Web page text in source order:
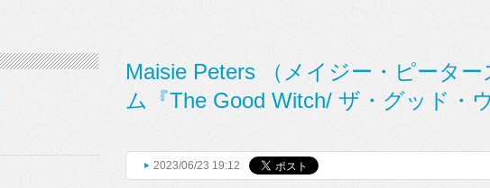
Maisie Peters （メイジー・ピータ
ム『The Good Witch/ ザ・グッド・
2023/06/23 19:12